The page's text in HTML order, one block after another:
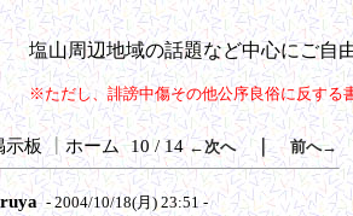
塩山周辺地域の話題など中心にご自
※ただし、誹謗中傷その他公序良俗に反する
示板┃ ホーム 10 / 14 ←次へ｜ 前へ→
- 2004/10/18(月) 23:51 -